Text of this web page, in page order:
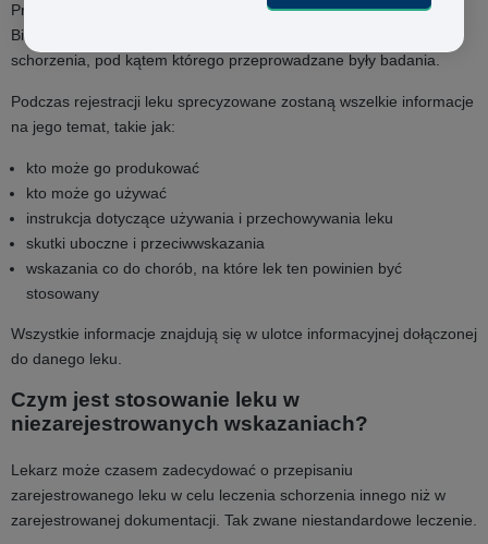
Produktów Leczniczych, Wyrobów Medycznych i Produktów
Biobójczych (URPL) może zarejestrować dany lek w celu leczenia
schorzenia, pod kątem którego przeprowadzane były badania.
Podczas rejestracji leku sprecyzowane zostaną wszelkie informacje
na jego temat, takie jak:
kto może go produkować
kto może go używać
instrukcja dotyczące używania i przechowywania leku
skutki uboczne i przeciwwskazania
wskazania co do chorób, na które lek ten powinien być
stosowany
Wszystkie informacje znajdują się w ulotce informacyjnej dołączonej
do danego leku.
Czym jest stosowanie leku w
niezarejestrowanych wskazaniach?
Lekarz może czasem zadecydować o przepisaniu
zarejestrowanego leku w celu leczenia schorzenia innego niż w
zarejestrowanej dokumentacji. Tak zwane niestandardowe leczenie.